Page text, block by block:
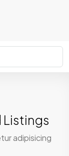
adipisicing